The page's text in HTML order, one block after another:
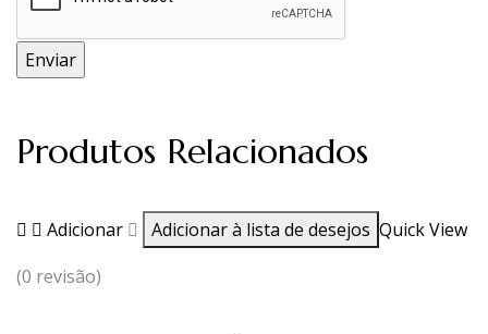
Produtos Relacionados
Adicionar Adicionar à lista de desejos Quick View
(0 revisão)